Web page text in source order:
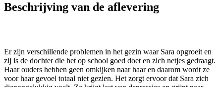
Beschrijving van de aflevering
Er zijn verschillende problemen in het gezin waar Sara opgroeit en
zij is de dochter die het op school goed doet en zich netjes gedraagt.
Haar ouders hebben geen omkijken naar haar en daarom wordt ze
voor haar gevoel totaal niet gezien. Het zorgt ervoor dat Sara zich